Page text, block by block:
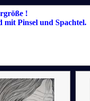
!
Pinsel und Spachtel.